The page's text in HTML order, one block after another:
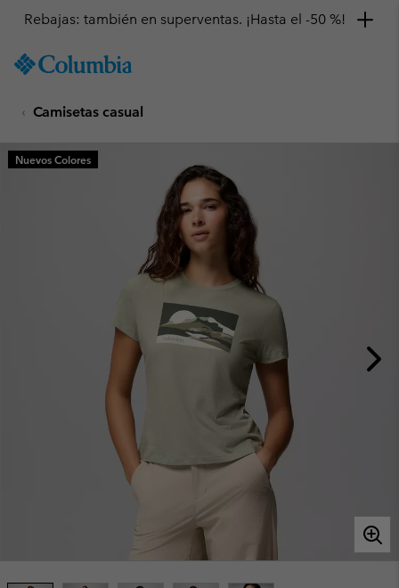
TO
SKIP
MAIN
NAV
Rebajas: también en superventas. ¡Hasta el -50 %!
Camisetas casual
Nuevos Colores